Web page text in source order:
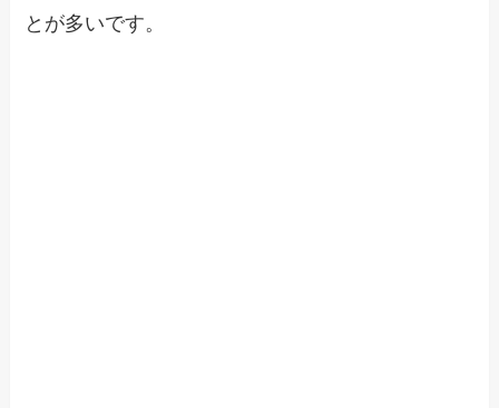
とが多いです。